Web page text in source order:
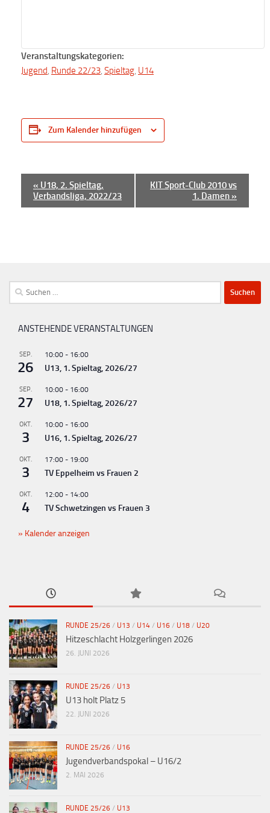
Veranstaltungskategorien:
Jugend Runde 22/23 Spieltag U14
Zum Kalender hinzufügen
t
a
l
u
n
g
-
N
a
v
i
g
a
t
« U18, 2. Spieltag,
Verbandsliga, 2022/23
KIT Sport-Club 2010 vs
1. Damen »
Suchen
nach:
ANSTEHENDE VERANSTALTUNGEN
SEP.
26
10:00 - 16:00
U13, 1. Spieltag, 2026/27
SEP.
27
10:00 - 16:00
U18, 1. Spieltag, 2026/27
OKT.
3
10:00 - 16:00
U16, 1. Spieltag, 2026/27
OKT.
3
17:00 - 19:00
TV Eppelheim vs Frauen 2
OKT.
4
12:00 - 14:00
TV Schwetzingen vs Frauen 3
Kalender anzeigen
RUNDE 25/26 / U13 / U14 / U16 / U18 / U20
Hitzeschlacht Holzgerlingen 2026
26. JUNI 2026
RUNDE 25/26 / U13
U13 holt Platz 5
22. JUNI 2026
RUNDE 25/26 / U16
Jugendverbandspokal – U16/2
2. MAI 2026
RUNDE 25/26 / U13